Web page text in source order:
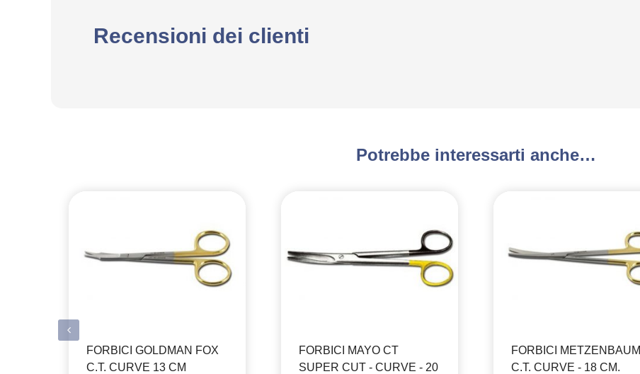
Recensioni dei clienti
Potrebbe interessarti anche…
FORBICI GOLDMAN FOX
C.T. CURVE 13 CM
FORBICI MAYO CT
SUPER CUT - CURVE - 20
FORBICI METZENBAUM
C.T. CURVE - 18 CM.